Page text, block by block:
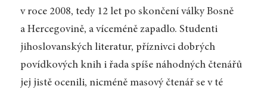
v roce 2008, tedy 12 let po skončení války Bosně
a Hercegovině, a víceméně zapadlo. Studenti
jihoslovanských literatur, příznivci dobrých
povídkových knih i řada spíše náhodných čtenářů
jej jistě ocenili, nicméně masový čtenář se v té